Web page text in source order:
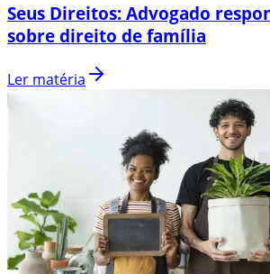
Seus Direitos: Advogado
sobre direito de família
Ler matéria